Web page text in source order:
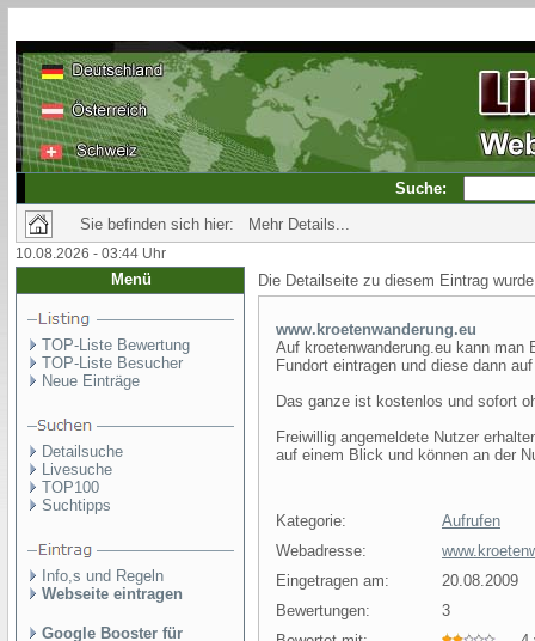
Suche:
Sie befinden sich hier: Mehr Details...
10.08.2026 - 03:44 Uhr
Menü
TOP-Liste Bewertung
TOP-Liste Besucher
Neue Einträge
Detailsuche
Livesuche
TOP100
Suchtipps
Info,s und Regeln
Webseite eintragen
Google Booster für
Die Detailseite zu diesem Eintrag
www.kroetenwanderung.eu
Auf kroetenwanderung.eu kann man
Fundort eintragen und diese dann
Das ganze ist kostenlos und sofort
Freiwillig angemeldete Nutzer
auf einem Blick und können an der
Kategorie:
Aufrufen
Webadresse:
Eingetragen am:
20.08.2009
Bewertungen:
3